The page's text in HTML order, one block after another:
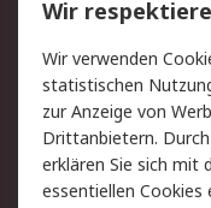
Value Added
Rücksendung/
Hilfe
Rechtliches
RS Verkaufs- und
Wir
Wir verwenden
statistischen
zur Anzeige von
Drittanbietern.
erklären Sie sich mit
essentiellen Cookies